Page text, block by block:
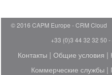
© 2016 CAPM Europe
CRM Cloud
+33 (0)3 44 32 32 50
Контакты | Общие условия |
Коммерческие службы |